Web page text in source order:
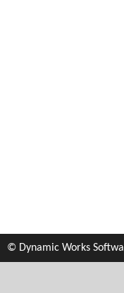
© Dynamic Works